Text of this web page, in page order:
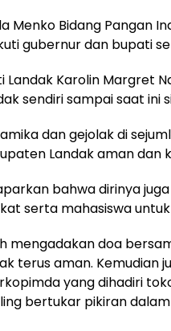
Menko Bidang Pangan
gubernur dan bupati
Landak Karolin Margret
sendiri sampai saat ini
dan gejolak di
Landak aman dan
bahwa dirinya
serta mahasiswa
mengadakan doa
terus aman. Kemudian
yang dihadiri
bertukar pikiran